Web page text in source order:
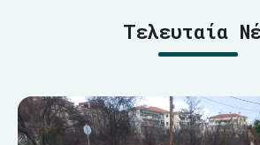
Τελευταία